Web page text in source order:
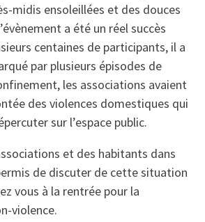
midis ensoleillées et des douces
a été un réel succès
centaines de participants, il a
par plusieurs épisodes de
les associations avaient
des violences domestiques qui
sur l’espace public.
et des habitants dans
de discuter de cette situation
vous à la rentrée pour la
violence.